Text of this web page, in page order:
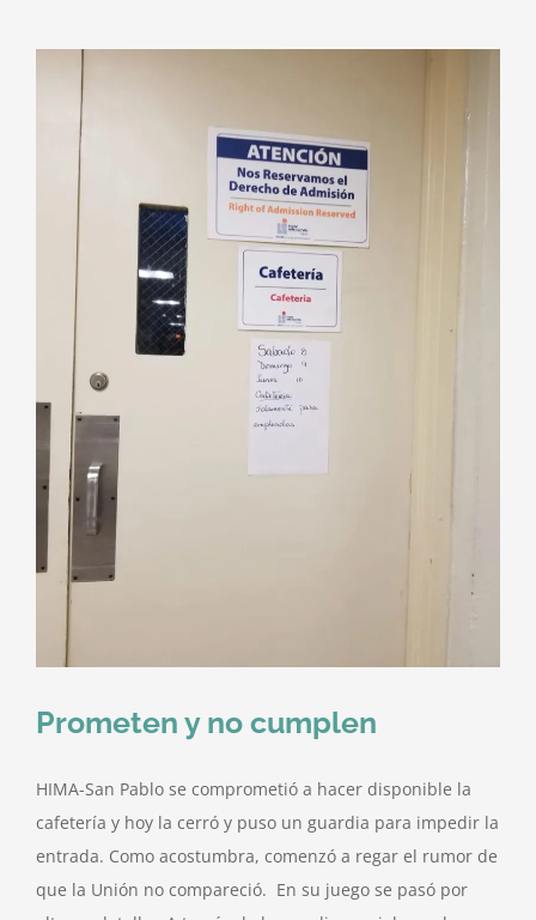
Prometen y no cumplen
HIMA-San Pablo se comprometió a hacer disponible la
cafetería y hoy la cerró y puso un guardia para impedir la
entrada. Como acostumbra, comenzó a regar el rumor de
que la Unión no compareció. En su juego se pasó por